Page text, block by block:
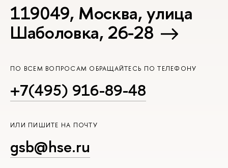
119049, Москва, улица
Шаболовка, 26-28
ПО ВСЕМ ВОПРОСАМ ОБРАЩАЙТЕСЬ ПО ТЕЛЕФОНУ
+7(495) 916-89-48
ИЛИ ПИШИТЕ НА ПОЧТУ
gsb@hse.ru